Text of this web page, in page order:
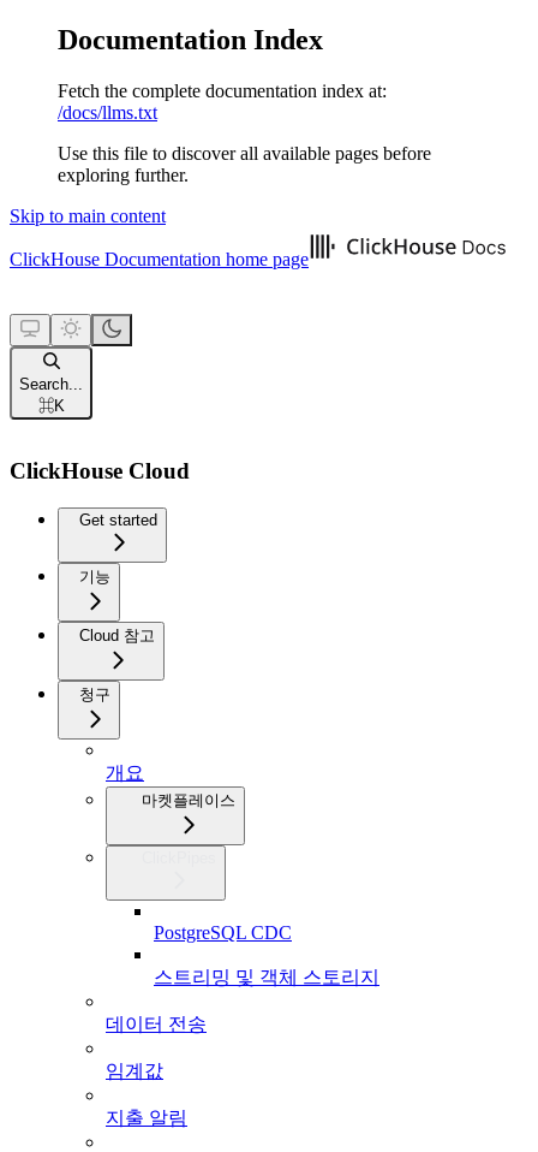
Documentation Index
Fetch the complete documentation index at:
/docs/llms.txt
Use this file to discover all available pages before
exploring further.
Skip to main content
ClickHouse Documentation home page
Search...
⌘K
ClickHouse Cloud
Get started
기능
Cloud 참고
청구
개요
마켓플레이스
PostgreSQL CDC
스트리밍 및 객체 스토리지
데이터 전송
임계값
지출 알림